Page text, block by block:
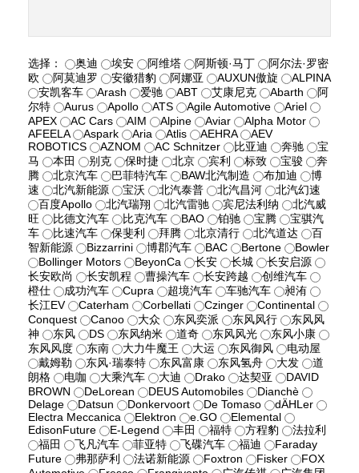
选择： 奥迪 埃安 阿维塔 阿斯顿·马丁
阿尔法·罗密
欧
阿莫迪罗 安徽猎豹 阿娜亚 AUXUN傲旋
ALPINA
安凯客车
Arash 爱驰 ABT 艾康尼克 Abarth
阿
尔特
Aurus Apollo ATS Agile Automotive
Ariel
APEX
AC Cars AIM Alpine Aviar
Alpha Motor
AFEELA
Aspark Aria Atlis AEHRA
AEV
ROBOTICS
AZNOM AC Schnitzer 比亚迪 奔驰
宝
马
本田 别克 保时捷 北京 宾利 标致 宝骏
奔
腾
北京汽车 巴菲特汽车 BAW北汽制造 布加迪
博
速
北汽新能源 宝沃 北汽泰普 北汽昌河
北汽幻速
百度Apollo
北汽瑞翔 北汽雷驰 宾尼法利纳
北汽威
旺
比德文汽车 比克汽车 BAO 铂驰 宝腾
宝骐汽
车
比速汽车 保斐利 拜腾 北京清行 北汽道达
百
智新能源
Bizzarrini 博郡汽车 BAC Bertone
Bowler
Bollinger Motors
BeyonCa 长安 长城
长安启源
长安欧尚
长安凯程 曹操汽车 长安跨越
创维汽车
橙仕
成功汽车 Cupra 超境汽车 车驰汽车
昶洧
长江EV
Caterham Corbellati Czinger
Continental
Conquest
Canoo 大众 东风奕派 东风风行
东风风
神
东风 DS 东风纳米 道奇 东风风光
东风小康
东风风度
东南 大力牛魔王 大运 东风御风
电动屋
戴姆勒
东风·瑞泰特 东风富康 东风氢舟 大发
道
朗格
电咖 大乘汽车 大迪 Drako 达契亚
DAVID
BROWN
DeLorean DEUS Automobiles
Dianchè
Delage
Datsun Donkervoort De Tomaso
dÄHLer
Electra Meccanica
Elektron e.GO
Elemental
EdisonFuture
E-Legend 丰田 福特 方程豹
法拉利
福田
飞凡汽车 菲亚特 飞碟汽车 福迪
Faraday
Future
弗那萨利 法诺新能源 Foxtron Fisker
FOX